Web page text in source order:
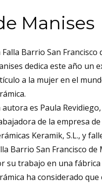
Manises
Falla Barrio San Francisco
dedica este año un
a la mujer en el
autora es Paula Revidiego,
de la empresa de
Keramik, S.L., y
Barrio San Francisco de
su trabajo en una fábrica
ha considerado que